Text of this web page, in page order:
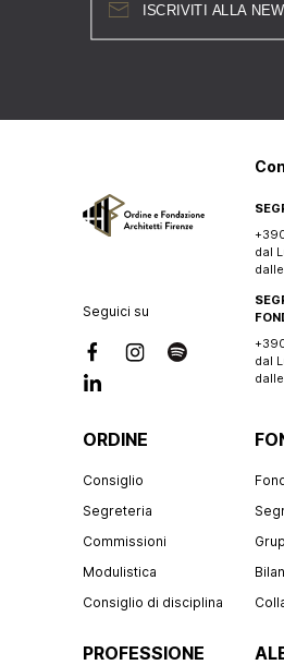
ISCRIVITI ALLA
Seguici su
dal
dal
ORDINE
Consiglio
Segreteria
Commissioni
Modulistica
Consiglio di disciplina
PROFESSIONE